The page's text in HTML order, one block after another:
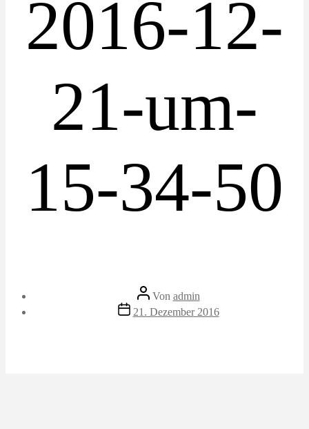
2016-12-
21-um-
15-34-50
Beitragsautor
Von admin
Veröffentlichungsdatum
21. Dezember 2016